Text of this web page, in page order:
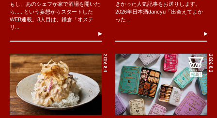
もし、あのシェフが家で酒場を開いた
ら......という妄想からスタートした
WEB連載。3人目は、鎌倉「オステ
リ...
きかった人気記事をお送りします。
2026年日本酒dancyu「出会えてよか
った...
2026.8.4 2026.8.2